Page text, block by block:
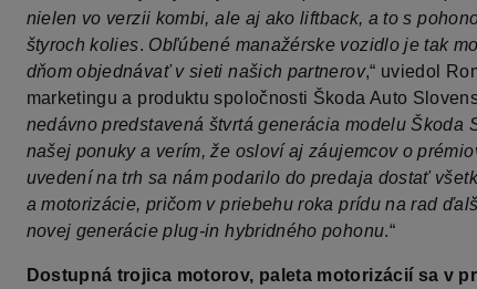
nielen vo verzii kombi, ale aj ako liftback, a to s
štyroch kolies. Obľúbené manažérske vozidlo je tak
dňom objednávať v sieti našich partnerov,“ uviedol
marketingu a produktu spoločnosti Škoda Auto
nedávno predstavená štvrtá generácia modelu Škoda
našej ponuky a verím, že osloví aj záujemcov o
uvedení na trh sa nám podarilo do predaja dostať
a motorizácie, pričom v priebehu roka prídu na rad
novej generácie plug-in hybridného pohonu.“
Dostupná trojica motorov, paleta motorizácií sa v